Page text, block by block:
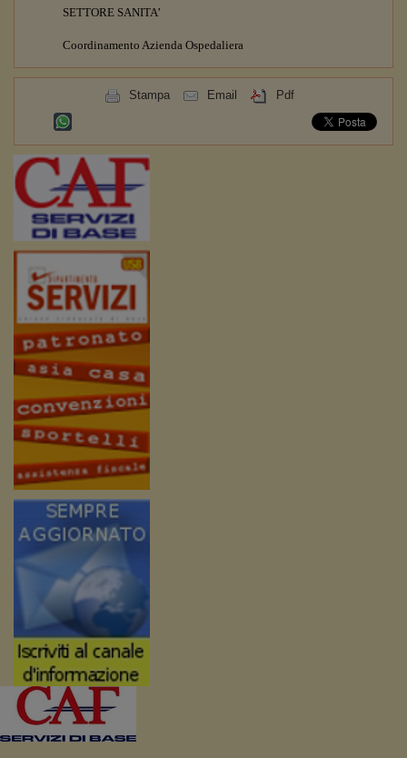
SETTORE SANITA’
Coordinamento Azienda Ospedaliera
Stampa Email Pdf